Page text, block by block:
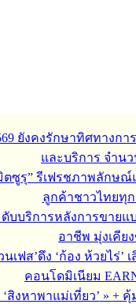
ยังคงรักษาทิศทางกา
และบริการ จำนว
ตซูรุ” รีเฟรชภาพลักษณ์
ลูกค้าชาวไทยทุก
บบริการหลังการขาย
อาชีพ มุ่งเคีย
เฟส’ดึง ‘ก้อง ห้วยไร่’
คอนโดมิเนียม
สิงหาพาแม่เที่ยว’ » + คุ้